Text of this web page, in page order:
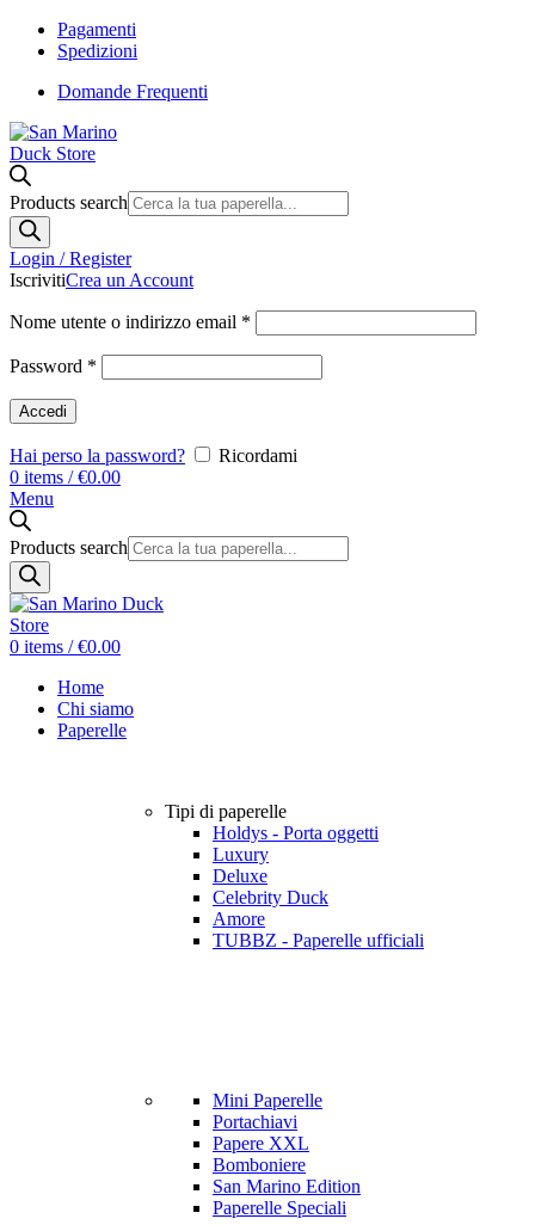
Pagamenti
Spedizioni
Domande Frequenti
Products search
Login / Register
IscrivitiCrea un Account
Nome utente o indirizzo email *
Password *
Accedi
Hai perso la password?
Ricordami
0 items / €0.00
Menu
Products search
0 items / €0.00
Home
Chi siamo
Paperelle
Tipi di paperelle
Holdys - Porta oggetti
Luxury
Deluxe
Celebrity Duck
Amore
TUBBZ - Paperelle ufficiali
Mini Paperelle
Portachiavi
Papere XXL
Bomboniere
San Marino Edition
Paperelle Speciali